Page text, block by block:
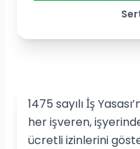
1475 sayılı İş
her işveren,
ücretli izinlerini